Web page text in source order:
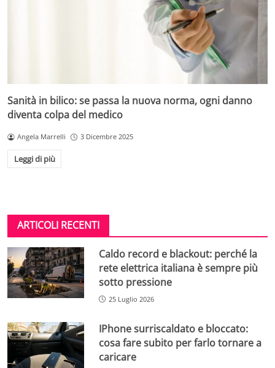
Sanità in bilico: se passa la nuova norma, ogni danno
diventa colpa del medico
Angela Marrelli 3 Dicembre 2025
Leggi di più
ARTICOLI RECENTI
Caldo record e blackout: perché la
rete elettrica italiana è sempre più
sotto pressione
25 Luglio 2026
IPhone surriscaldato e bloccato:
cosa fare subito per farlo tornare a
caricare